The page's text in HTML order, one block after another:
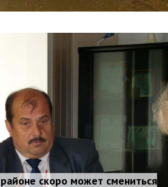
скоро может смениться